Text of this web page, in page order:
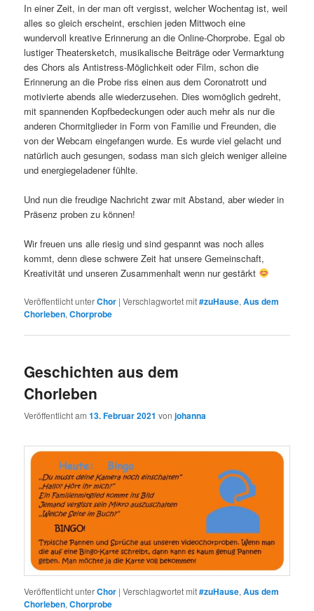
In einer Zeit, in der man oft vergisst, welcher Wochentag ist, weil
alles so gleich erscheint, erschien jeden Mittwoch eine
wundervoll kreative Erinnerung an die Online-Chorprobe. Egal ob
lustiger Theatersketch, musikalische Beiträge oder Vermarktung
des Chors als Antistress-Möglichkeit oder Film, schon die
Erinnerung an die Probe riss einen aus dem Coronatrott und
motivierte abends alle wiederzusehen. Dies womöglich gedreht,
mit spannenden Kopfbedeckungen oder auch mehr als nur die
anderen Chormitglieder in Form von Familie und Freunden, die
von der Webcam eingefangen wurde. Es wurde viel gelacht und
natürlich auch gesungen, sodass man sich gleich weniger alleine
und energiegeladener fühlte.
Und nun die freudige Nachricht zwar mit Abstand, aber wieder in
Präsenz proben zu können!
Wir freuen uns alle riesig und sind gespannt was noch alles
kommt, denn diese schwere Zeit hat unsere Gemeinschaft,
Kreativität und unseren Zusammenhalt wenn nur gestärkt
Veröffentlicht unterChor |Verschlagwortet mit#zuHause,Aus dem
Chorleben,Chorprobe
Geschichten aus dem
Chorleben
Veröffentlicht am13. Februar 2021 vonjohanna
Veröffentlicht unterChor |Verschlagwortet mit#zuHause,Aus dem
Chorleben,Chorprobe